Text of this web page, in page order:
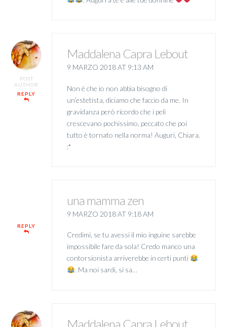
POST
AUTHOR
REPLY
Maddalena Capra Lebout
9 MARZO 2018 AT 9:13 AM
Non è che io non abbia bisogno di
un’estetista, diciamo che faccio da me. In
gravidanza però ricordo che i peli
crescevano pochissimo, peccato che poi
tutto è tornato nella norma! Auguri, Chiara.
:*
REPLY
una mamma zen
9 MARZO 2018 AT 9:18 AM
Credimi, se tu avessi il mio inguine sarebbe
impossibile fare da sola! Credo manco una
contorsionista arriverebbe in certi punti
. Ma noi sardi, si sa…
Maddalena Capra Lebout